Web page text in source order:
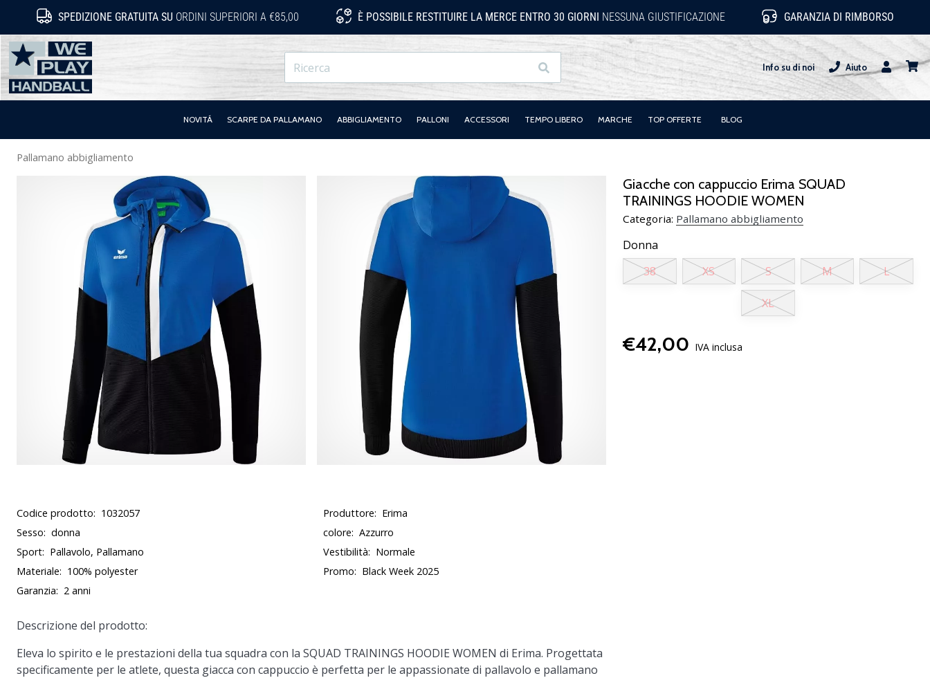
SPEDIZIONE GRATUITA SU ORDINI SUPERIORI A €85,00 È POSSIBILE RESTITUIRE LA MERCE ENTRO 30 GIORNI NESSUNA GIUSTIFICAZIONE GARANZIA DI RIMBORSO
WePlayHandball.it
Ricerca Info su di noi
Aiuto
Utente
NOVITÁ SCARPE DA PALLAMANO ABBIGLIAMENTO PALLONI ACCESSORI TEMPO LIBERO MARCHE TOP OFFERTE BLOG
Pallamano abbigliamento
Giacche con cappuccio Erima SQUAD
TRAININGS HOODIE WOMEN
Categoria: Pallamano abbigliamento
Donna
38
XS S M L
XL
€42,00 IVA inclusa
Codice prodotto: 1032057 Produttore: Erima
Sesso: donna colore: Azzurro
Sport: Pallavolo, Pallamano Vestibilità: Normale
Materiale: 100% polyester Promo: Black Week 2025
Garanzia: 2 anni
Descrizione del prodotto:
Eleva lo spirito e le prestazioni della tua squadra con la SQUAD TRAININGS HOODIE WOMEN di Erima. Progettata
specificamente per le atlete, questa giacca con cappuccio è perfetta per le appassionate di pallavolo e pallamano